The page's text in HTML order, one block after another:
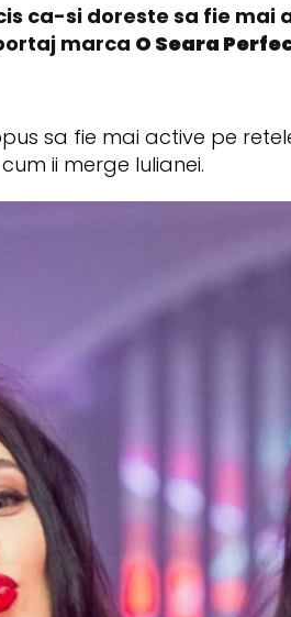
ca-si doreste sa fie mai
marca O Seara
sa fie mai active pe
ii merge Iulianei.